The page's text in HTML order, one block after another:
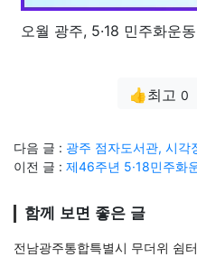
오월 광주, 5·18 민주화운
👍최고 0
다음 글 : 광주 점자도서관, 시각
이전 글 : 제46주년 5·18민주화
함께 보면 좋은 글
전남광주통합특별시 무더위 쉼